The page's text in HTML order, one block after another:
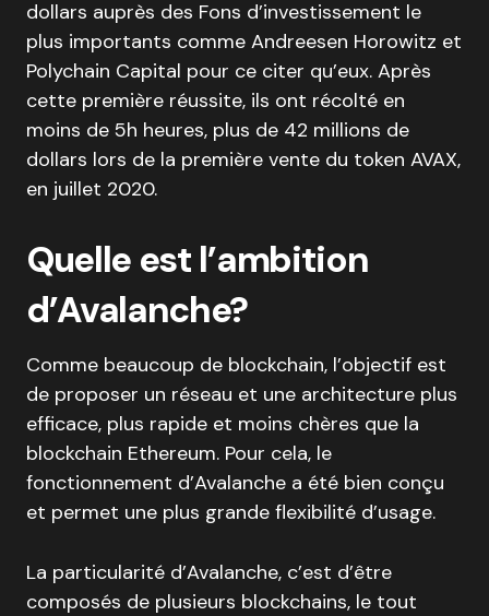
dollars auprès des Fons d’investissement le
plus importants comme Andreesen Horowitz et
Polychain Capital pour ce citer qu’eux. Après
cette première réussite, ils ont récolté en
moins de 5h heures, plus de 42 millions de
dollars lors de la première vente du token AVAX,
en juillet 2020.
Quelle est l’ambition
d’Avalanche?
Comme beaucoup de blockchain, l’objectif est
de proposer un réseau et une architecture plus
efficace, plus rapide et moins chères que la
blockchain Ethereum. Pour cela, le
fonctionnement d’Avalanche a été bien conçu
et permet une plus grande flexibilité d’usage.
La particularité d’Avalanche, c’est d’être
composés de plusieurs blockchains, le tout